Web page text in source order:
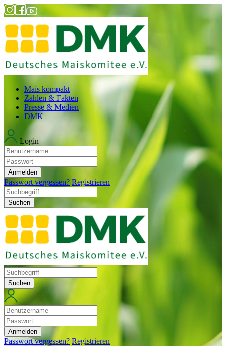
Mais kompakt
Zahlen & Fakten
Presse & Medien
DMK
Login
Anmelden
Passwort vergessen? Registrieren
Suchen
Suchen
Anmelden
Passwort vergessen? Registrieren